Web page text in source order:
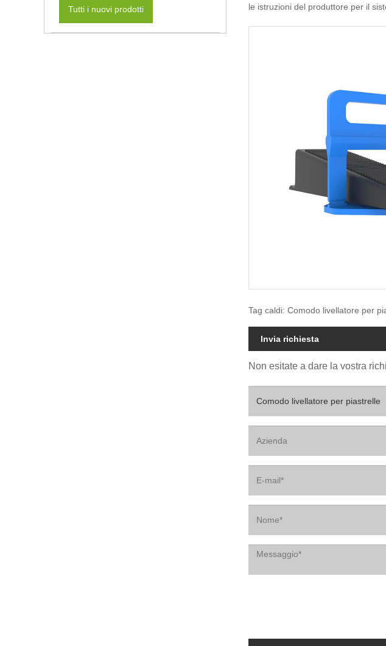
Tutti i nuovi prodotti
le istruzioni del produttore per il
Tag caldi: Comodo livellatore per
Invia richiesta
Non esitate a dare la vostra